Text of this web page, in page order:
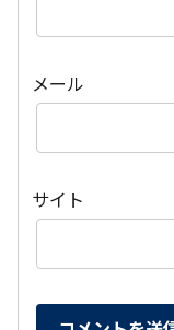
メール
サイト